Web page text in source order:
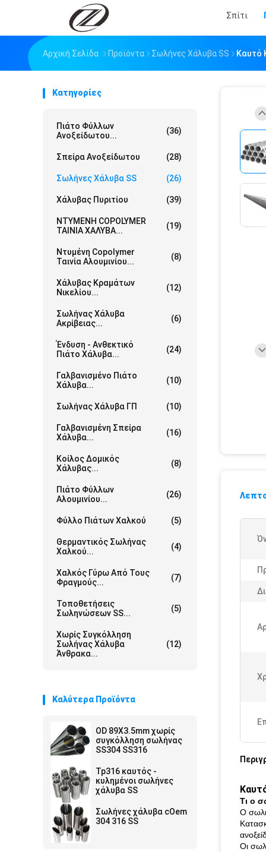
Σπίτι
Αρχική Σελίδα Προϊόντα Σωλήνες Χάλυβα SS Καυτό
Κατηγορίες
Πιάτο Φύλλων
Ανοξείδωτου...
(36)
Σπείρα Ανοξείδωτου (28)
Σωλήνες Χάλυβα SS (26)
Χάλυβας Πυριτίου (39)
ΝΤΥΜΕΝΗ COPOLYMER
ΤΑΙΝΙΑ ΧΑΛΥΒΑ...
(19)
Ντυμένη Copolymer
Ταινία Αλουμινίου...
(8)
Χάλυβας Κραμάτων
Νικελίου...
(12)
Σωλήνας Χάλυβα
Ακρίβειας...
(6)
Ένδυση - Ανθεκτικό
Πιάτο Χάλυβα...
(24)
Γαλβανισμένο Πιάτο
Χάλυβα...
(10)
Σωλήνας Χάλυβα ΓΠ (10)
Γαλβανισμένη Σπείρα
Χάλυβα...
(16)
Κοίλος Δομικός
Χάλυβας...
(8)
Πιάτο Φύλλων
Αλουμινίου...
(26)
Φύλλο Πιάτων Χαλκού (5)
Θερμαντικός Σωλήνας
Χαλκού...
(4)
Χαλκός Γύρω Από Τους
Φραγμούς...
(7)
Τοποθετήσεις
Σωληνώσεων SS...
(5)
Χωρίς Συγκόλληση
Σωλήνας Χάλυβα
Άνθρακα...
(12)
Καλύτερα Προϊόντα
OD 89X3.5mm χωρίς
συγκόλληση σωλήνας
SS304 SS316
Tp316 καυτός -
κυλημένοι σωλήνες
χάλυβα SS
Σωλήνες χάλυβα cOem
304 316 SS
Τι ο
Ο
Οι